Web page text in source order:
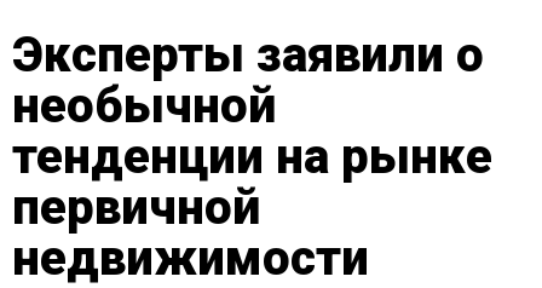
Эксперты заявили о
необычной
тенденции на рынке
первичной
недвижимости